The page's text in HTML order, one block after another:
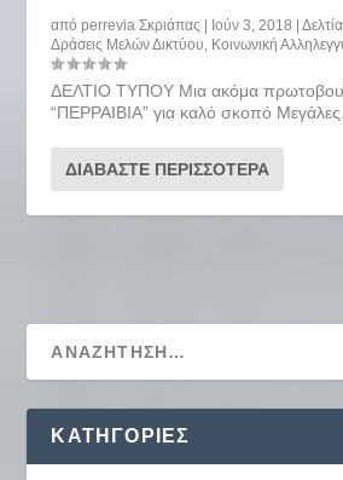
απόperrevia Σκριάπας Ιούν 3, 2018 |
Δράσεις Μελών Δικτύου, Κοινωνική
ΔΕΛΤΙΟ ΤΥΠΟΥ Μια ακόμα
“ΠΕΡΡΑΙΒΙΑ” για καλό σκοπό
ΔΙΑΒΆΣΤΕ ΠΕΡΙΣΣΌΤΕΡΑ
KΑΤΗΓΟΡΊΕΣ